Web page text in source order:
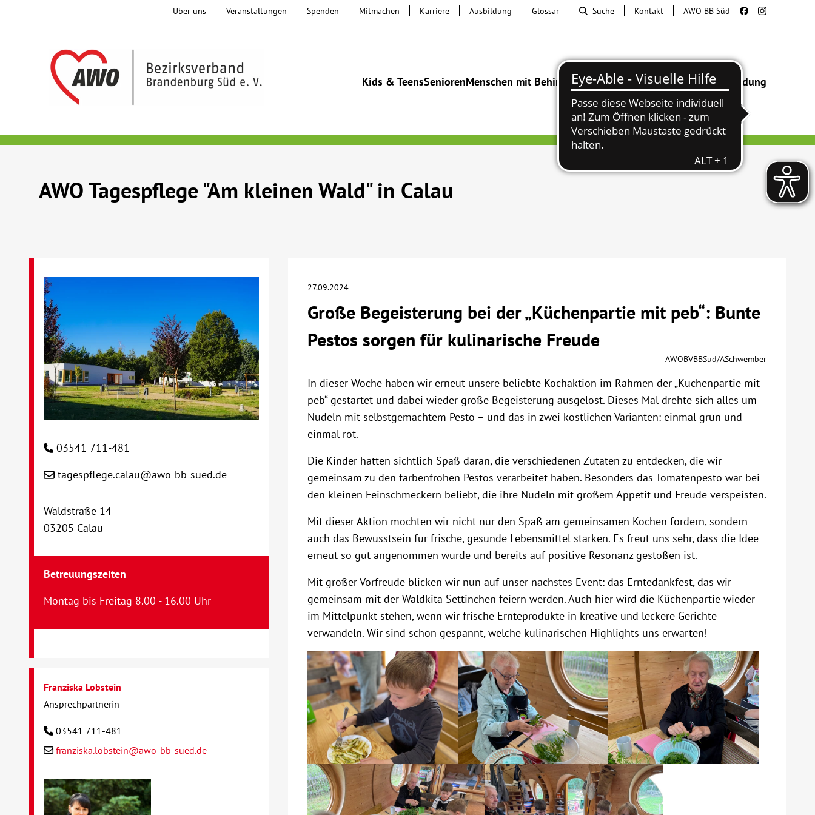
Kids & TeensSeniorenMenschen mit BehinderungBeratung & HilfeBegegnung Bildung
Über uns Veranstaltungen Spenden Mitmachen Karriere Ausbildung Glossar Suche Kontakt AWO BB Süd
AWO Tagespflege "Am kleinen Wald" in Calau
27.09.2024
Große Begeisterung bei der „Küchenpartie mit peb“: Bunte
Pestos sorgen für kulinarische Freude
AWOBVBBSüd/ASchwember
In dieser Woche haben wir erneut unsere beliebte Kochaktion im Rahmen der „Küchenpartie mit
peb“ gestartet und dabei wieder große Begeisterung ausgelöst. Dieses Mal drehte sich alles um
Nudeln mit selbstgemachtem Pesto – und das in zwei köstlichen Varianten: einmal grün und
einmal rot.
Die Kinder hatten sichtlich Spaß daran, die verschiedenen Zutaten zu entdecken, die wir
gemeinsam zu den farbenfrohen Pestos verarbeitet haben. Besonders das Tomatenpesto war bei
den kleinen Feinschmeckern beliebt, die ihre Nudeln mit großem Appetit und Freude verspeisten.
Mit dieser Aktion möchten wir nicht nur den Spaß am gemeinsamen Kochen fördern, sondern
auch das Bewusstsein für frische, gesunde Lebensmittel stärken. Es freut uns sehr, dass die Idee
erneut so gut angenommen wurde und bereits auf positive Resonanz gestoßen ist.
Mit großer Vorfreude blicken wir nun auf unser nächstes Event: das Erntedankfest, das wir
gemeinsam mit der Waldkita Settinchen feiern werden. Auch hier wird die Küchenpartie wieder
im Mittelpunkt stehen, wenn wir frische Ernteprodukte in kreative und leckere Gerichte
verwandeln. Wir sind schon gespannt, welche kulinarischen Highlights uns erwarten!
03541 711-481
tagespflege.calau@awo-bb-sued.de
Waldstraße 14
03205 Calau
Betreuungszeiten
Montag bis Freitag 8.00 - 16.00 Uhr
Franziska Lobstein
Ansprechpartnerin
03541 711-481
franziska.lobstein@awo-bb-sued.de